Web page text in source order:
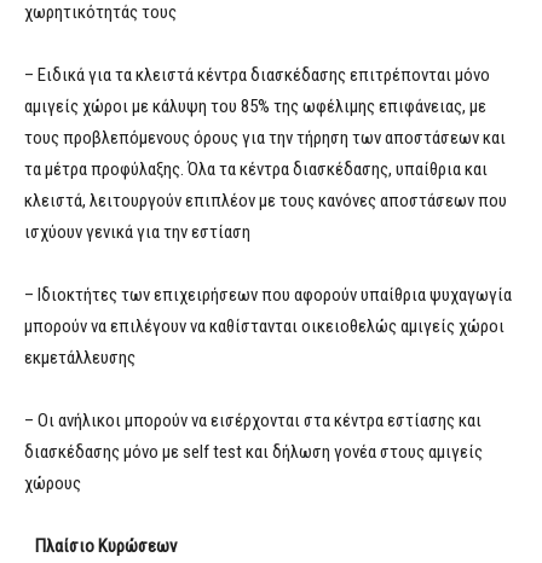
χωρητικότητάς τους
– Ειδικά για τα κλειστά κέντρα διασκέδασης επιτρέπονται μόνο
αμιγείς χώροι με κάλυψη του 85% της ωφέλιμης επιφάνειας, με
τους προβλεπόμενους όρους για την τήρηση των αποστάσεων και
τα μέτρα προφύλαξης. Όλα τα κέντρα διασκέδασης, υπαίθρια και
κλειστά, λειτουργούν επιπλέον με τους κανόνες αποστάσεων που
ισχύουν γενικά για την εστίαση
– Ιδιοκτήτες των επιχειρήσεων που αφορούν υπαίθρια ψυχαγωγία
μπορούν να επιλέγουν να καθίστανται οικειοθελώς αμιγείς χώροι
εκμετάλλευσης
– Οι ανήλικοι μπορούν να εισέρχονται στα κέντρα εστίασης και
διασκέδασης μόνο με self test και δήλωση γονέα στους αμιγείς
χώρους
Πλαίσιο Κυρώσεων